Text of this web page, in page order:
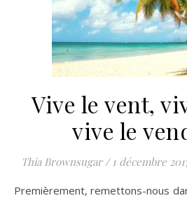
Vive le vent,
vive le
Thia Brownsugar / 1 décembre
Premièrement, remettons-nous dans le contexte : au mois